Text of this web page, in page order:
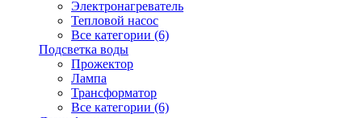
Электронагреватель
Тепловой насос
Все категории (6)
Подсветка воды
Прожектор
Лампа
Трансформатор
Все категории (6)